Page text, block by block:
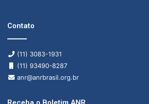
Contato
(11) 3083-1931
(11) 93490-8287
anr@anrbrasil.org.br